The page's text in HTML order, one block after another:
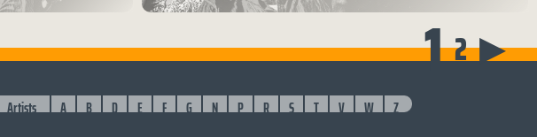
1 2 ▶
Artists A B D E F G N P R S T V W Z